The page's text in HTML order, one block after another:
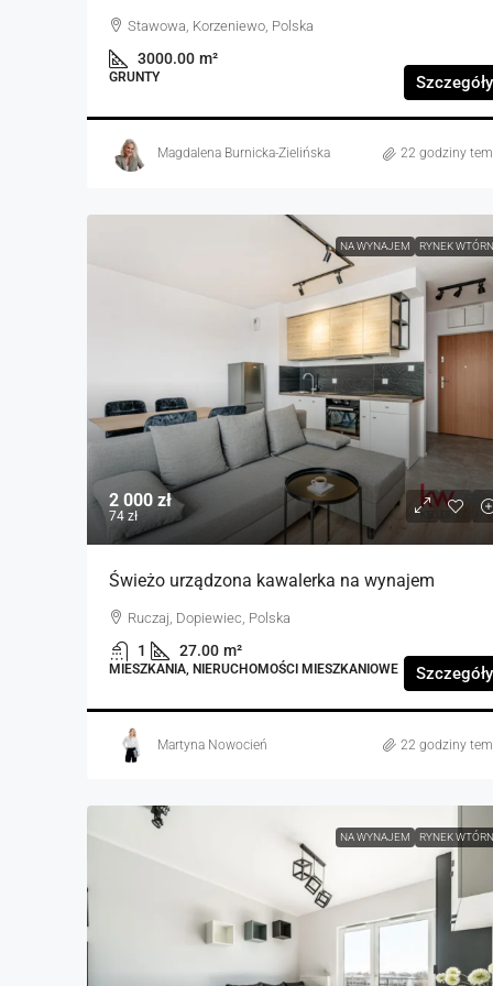
Stawowa, Korzeniewo, Polska
3000.00 m²
GRUNTY Szczegóły
Magdalena Burnicka-Zielińska 22 godziny
NA WYNAJEM RYNEK
2 000 zł
74 zł
Świeżo urządzona kawalerka na wynajem
Ruczaj, Dopiewiec, Polska
1 27.00 m²
MIESZKANIA, NIERUCHOMOŚCI MIESZKANIOWE Szczegóły
Martyna Nowocień 22 godziny
NA WYNAJEM RYNEK